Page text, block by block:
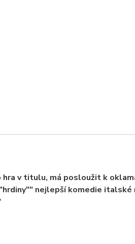
hra v titulu, má posloužit k
nejlepší komedie italské